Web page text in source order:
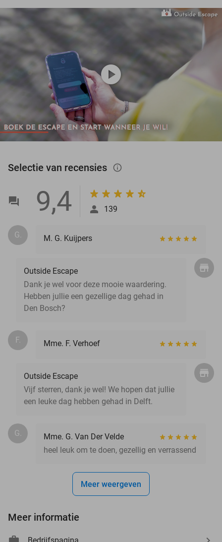
play_circle
Selectie van recensies info_outlined
9,4 139
G. M. G. Kuijpers
Outside Escape
Dank je wel voor deze mooie waardering.
Hebben jullie een gezellige dag gehad in
Den Bosch?
F. Mme. F. Verhoef
Outside Escape
Vijf sterren, dank je wel! We hopen dat jullie
een leuke dag hebben gehad in Delft.
G.
Mme. G. Van Der Velde
heel leuk om te doen, gezellig en verrassend
Meer weergeven
Meer informatie
Bedrijfspagina